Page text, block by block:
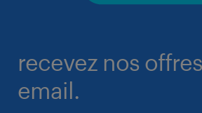
recevez nos
email.